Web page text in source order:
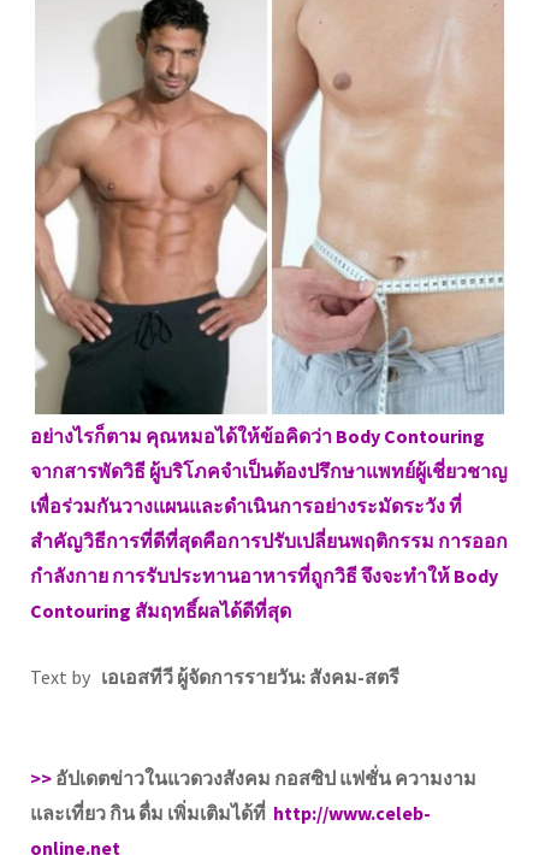
อย่างไรก็ตาม คุณหมอได้ให้ข้อคิดว่า Body Contouring
จากสารพัดวิธี ผู้บริโภคจำเป็นต้องปรึกษาแพทย์ผู้เชี่ยวชาญ
เพื่อร่วมกันวางแผนและดำเนินการอย่างระมัดระวัง ที่
สำคัญวิธีการที่ดีที่สุดคือการปรับเปลี่ยนพฤติกรรม การออก
กำลังกาย การรับประทานอาหารที่ถูกวิธี จึงจะทำให้ Body
Contouring สัมฤทธิ์ผลได้ดีที่สุด
Text by เอเอสทีวี ผู้จัดการรายวัน: สังคม-สตรี
>> อัปเดตข่าวในแวดวงสังคม กอสซิป แฟชั่น ความงาม
และเที่ยว กิน ดื่ม เพิ่มเติมได้ที่ http://www.celeb-
online.net